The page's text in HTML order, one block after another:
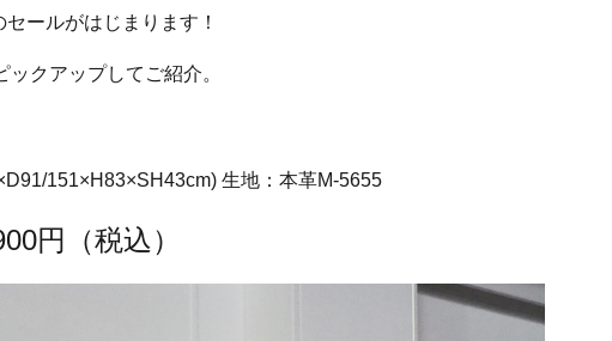
ールがはじまります！
クアップしてご紹介。
151×H83×SH43cm) 生地：本革M-5655
円（税込）